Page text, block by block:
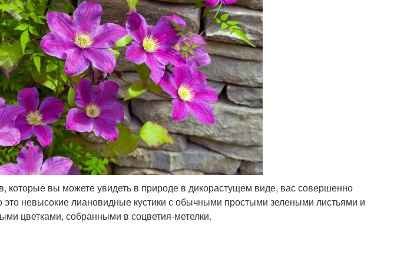
которые вы можете увидеть в природе в дикорастущем виде, вас совершенно
это невысокие лиановидные кустики с обычными простыми зелеными листьями и
цветками, собранными в соцветия-метелки.